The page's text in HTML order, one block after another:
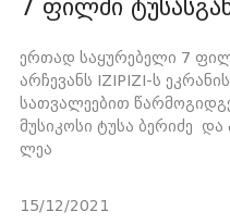
7 ფილმი
ერთად საყურებელი 7
არჩევანს IZIPIZI-ს ეკრანის
სათვალეებით
მუსიკოსი ტუსა ბერიძე და
ლეა
15/12/2021